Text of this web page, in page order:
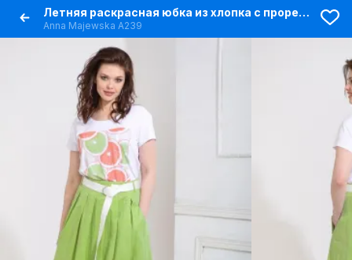
Летняя раскрасная юбка из хлопка с прорезными карманами
Anna Majewska А239